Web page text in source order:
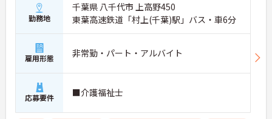
勤務地
千葉県 八千代市 上高野450
東葉高速鉄道「村上(千葉)駅」バス・車6分
雇用形態 非常勤・パート・アルバイト
応募要件 ■介護福祉士